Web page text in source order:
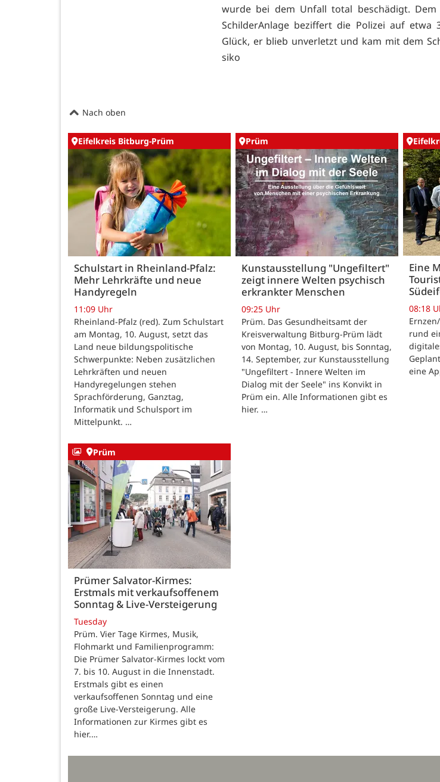
wurde bei dem Unfall total beschädigt. Dem
SchilderAnlage beziffert die Polizei auf etwa
Glück, er blieb unverletzt und kam mit dem
siko
Nach oben
Eifelkreis Bitburg-Prüm
Schulstart in Rheinland-Pfalz:
Mehr Lehrkräfte und neue
Handyregeln
11:09 Uhr
Rheinland-Pfalz (red). Zum Schulstart
am Montag, 10. August, setzt das
Land neue bildungspolitische
Schwerpunkte: Neben zusätzlichen
Lehrkräften und neuen
Handyregelungen stehen
Sprachförderung, Ganztag,
Informatik und Schulsport im
Mittelpunkt. …
Prüm
Kunstausstellung "Ungefiltert"
zeigt innere Welten psychisch
erkrankter Menschen
09:25 Uhr
Prüm. Das Gesundheitsamt der
Kreisverwaltung Bitburg-Prüm lädt
von Montag, 10. August, bis Sonntag,
14. September, zur Kunstausstellung
"Ungefiltert - Innere Welten im
Dialog mit der Seele" ins Konvikt in
Prüm ein. Alle Informationen gibt es
hier. …
Eine
08:18
rund
eine
Prüm
Prümer Salvator-Kirmes:
Erstmals mit verkaufsoffenem
Sonntag & Live-Versteigerung
Tuesday
Prüm. Vier Tage Kirmes, Musik,
Flohmarkt und Familienprogramm:
Die Prümer Salvator-Kirmes lockt vom
7. bis 10. August in die Innenstadt.
Erstmals gibt es einen
verkaufsoffenen Sonntag und eine
große Live-Versteigerung. Alle
Informationen zur Kirmes gibt es
hier.…